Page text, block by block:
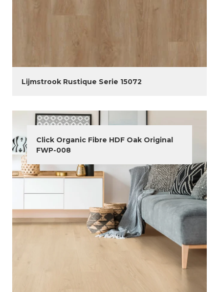
Lijmstrook Rustique Serie 15072
Click Organic Fibre HDF Oak Original
FWP-008